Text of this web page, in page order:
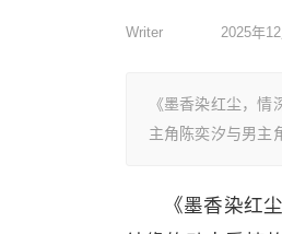
Writer 2025年
《墨香染红尘，
主角陈奕汐与男主
《墨香染红